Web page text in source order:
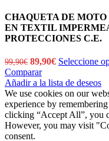
CHAQUETA DE
EN TEXTIL
PROTECCIONES C.E.
99,90€ El
precio
original
era:
99,90€.
89,90€El
actual
es:
89,90€.
Seleccione
Comparar
Añadir a la lista de deseos
We use cookies on our
experience by
clicking “Accept All”, you
However, you may visit
consent.